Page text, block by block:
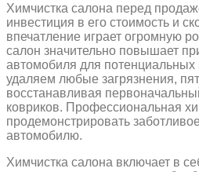
Химчистка салона перед
инвестиция в его стоимость и
впечатление играет огромную
салон значительно повышает
автомобиля для
удаляем любые загрязнения,
восстанавливая
ковриков. Профессиональная
продемонстрировать
автомобилю.
Химчистка салона включает в